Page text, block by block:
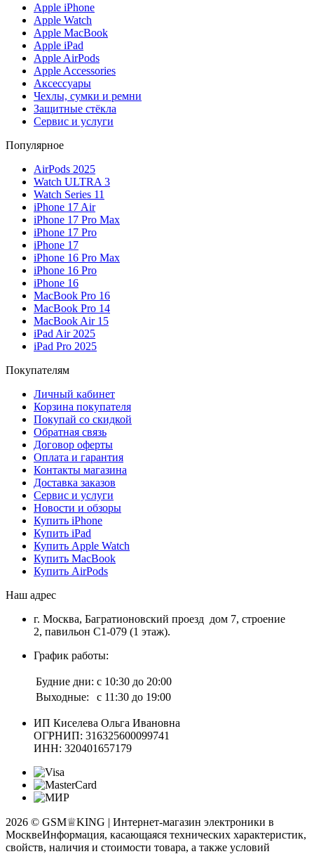
Apple iPhone
Apple Watch
Apple MacBook
Apple iPad
Apple AirPods
Apple Accessories
Аксессуары
Чехлы, сумки и ремни
Защитные стёкла
Сервис и услуги
Популярное
AirPods 2025
Watch ULTRA 3
Watch Series 11
iPhone 17 Air
iPhone 17 Pro Max
iPhone 17 Pro
iPhone 17
iPhone 16 Pro Max
iPhone 16 Pro
iPhone 16
MacBook Pro 16
MacBook Pro 14
MacBook Air 15
iPad Air 2025
iPad Pro 2025
Покупателям
Личный кабинет
Корзина покупателя
Покупай со скидкой
Обратная связь
Договор оферты
Оплата и гарантия
Контакты магазина
Доставка заказов
Сервис и услуги
Новости и обзоры
Купить iPhone
Купить iPad
Купить Apple Watch
Купить MacBook
Купить AirPods
Наш адрес
г. Москва, Багратионовский проезд дом 7, строение
2, павильон С1-079 (1 этаж).
График работы:
Будние дни: с 10:30 до 20:00
Выходные:
с 11:30 до 19:00
ИП Киселева Ольга Ивановна
ОГРНИП: 316325600099741
ИНН: 320401657179
2026 © GSM♕KING | Интернет-магазин электроники в
МосквеИнформация, касающаяся технических характеристик,
свойств, наличия и стоимости товара, а также условий